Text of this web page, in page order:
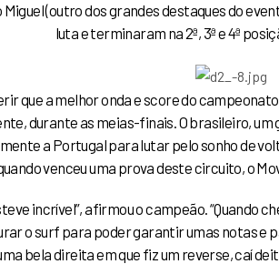
(outro dos grandes destaques do
luta e terminaram na 2ª, 3ª e 4ª
que a melhor onda e score do campeonato
durante as meias-finais. O brasileiro,
a Portugal para lutar pelo sonho de
venceu uma prova deste circuito, o
incrível”, afirmou o campeão. “Quando
o surf para poder garantir umas notas e
bela direita em que fiz um reverse, caí